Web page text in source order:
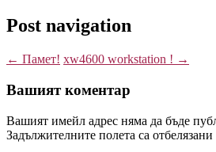
Post navigation
← Памет! xw4600 workstation ! →
Вашият коментар
Вашият имейл адрес няма да бъде
Задължителните полета са отбелязани